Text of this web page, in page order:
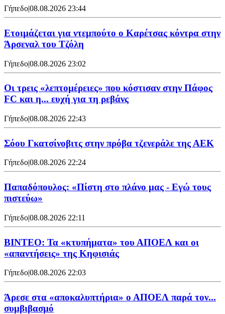
Γήπεδο|08.08.2026 23:44
Ετοιμάζεται για ντεμπούτο ο Καρέτσας κόντρα στην
Άρσεναλ του Τζόλη
Γήπεδο|08.08.2026 23:02
Οι τρεις «λεπτομέρειες» που κόστισαν στην Πάφος
FC και η... ευχή για τη ρεβάνς
Γήπεδο|08.08.2026 22:43
Σόου Γκατσίνοβιτς στην πρόβα τζενεράλε της ΑΕΚ
Γήπεδο|08.08.2026 22:24
Παπαδόπουλος: «Πίστη στο πλάνο μας - Εγώ τους
πιστεύω»
Γήπεδο|08.08.2026 22:11
ΒΙΝΤΕΟ: Τα «κτυπήματα» του ΑΠΟΕΛ και οι
«απαντήσεις» της Κηφισιάς
Γήπεδο|08.08.2026 22:03
Άρεσε στα «αποκαλυπτήρια» ο ΑΠΟΕΛ παρά τον...
συμβιβασμό